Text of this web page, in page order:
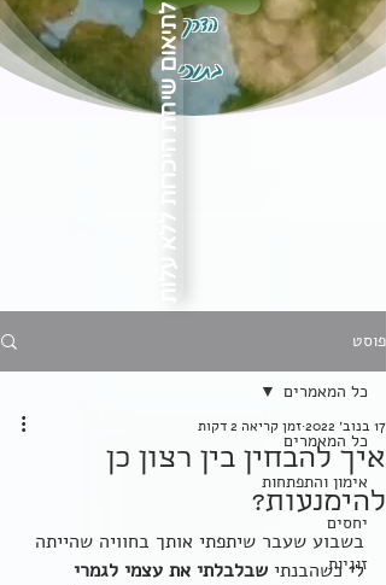
הדרך
בתוכילתיאום שיחת היכרות ללא עלות
פוסט
כל המאמרים
אימון והתפתחות
יחסים
זוגיות
כל המאמרים
איך להבחין בין רצון כן
להימנעות?
17 בנוב׳ 2022 זמן קריאה 2 דקות
בשבוע שעבר שיתפתי אותך בחוויה שהייתה
לי כשהבנתי שבלבלתי את עצמי לגמרי